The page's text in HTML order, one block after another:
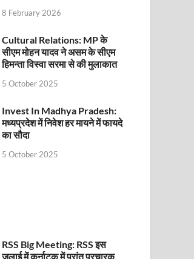
8 February 2026
Cultural Relations: MP के
सीएम मोहन यादव ने असम के सीएम
हिमन्ता विस्वा सरमा से की मुलाकात
5 October 2025
Invest In Madhya Pradesh:
मध्यप्रदेश में निवेश हर मायने में फायदे
का सौदा
5 October 2025
RSS Big Meeting: RSS इस
जुलाई में कर्नाटक में प्रांत प्रचारक